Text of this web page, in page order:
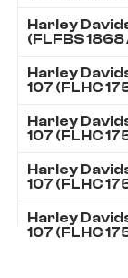
Harley
(FLFBS 1868
Harley
107 (FLHC
Harley
107 (FLHC
Harley
107 (FLHC
Harley
107 (FLHC